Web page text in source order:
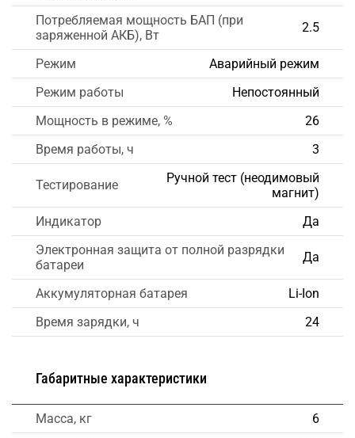
Потребляемая мощность БАП (при
заряженной АКБ), Вт
2.5
Режим
Аварийный режим
Режим работы
Непостоянный
Мощность в режиме, %
26
Время работы, ч
3
Тестирование
Ручной тест (неодимовый
магнит)
Индикатор
Да
Электронная защита от полной разрядки
батареи
Да
Аккумуляторная батарея
Li-Ion
Время зарядки, ч
24
Габаритные характеристики
Масса, кг
6